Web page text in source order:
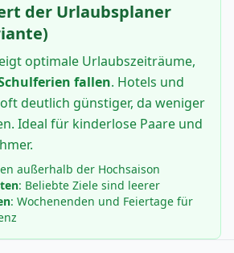
der Urlaubsplaner
optimale Urlaubszeiträume,
fallen. Hotels und
deutlich günstiger, da weniger
Ideal für kinderlose Paare und
außerhalb der Hochsaison
: Beliebte Ziele sind leerer
: Wochenenden und Feiertage für